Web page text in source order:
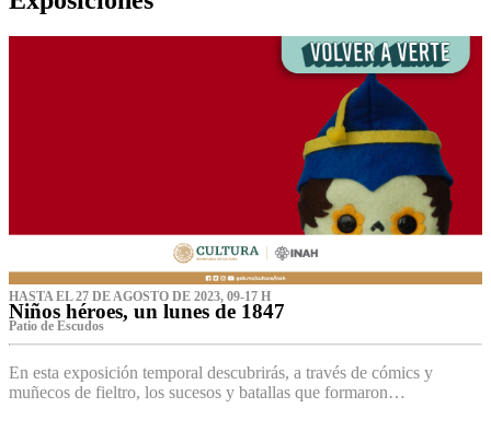
HASTA EL 27 DE AGOSTO DE 2023, 09-17 H
Niños héroes, un lunes de 1847
Patio de Escudos
En esta exposición temporal descubrirás, a través de cómics y
muñecos de fieltro, los sucesos y batallas que formaron…